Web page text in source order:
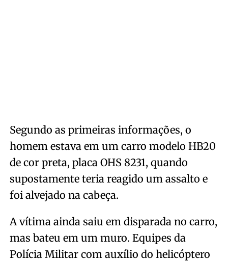
Segundo as primeiras informações, o
homem estava em um carro modelo HB20
de cor preta, placa OHS 8231, quando
supostamente teria reagido um assalto e
foi alvejado na cabeça.
A vítima ainda saiu em disparada no carro,
mas bateu em um muro. Equipes da
Polícia Militar com auxílio do helicóptero